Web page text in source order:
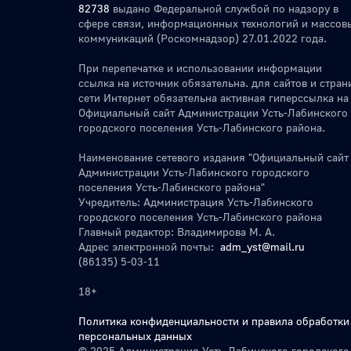
82738 выдано Федеральной службой по надзору в
сфере связи, информационных технологий и
коммуникаций (Роскомнадзор) 27.01.2022 года.
При перепечатке и использовании информации
ссылка на источник обязательна. для сайтов и
сети Интернет обязательна активная гиперссылка на
Официальный сайт Администрации Усть-Лабинского
городского поселения Усть-Лабинского района.
Наименование сетевого издания "Официальный сайт
Администрации Усть-Лабинского городского
поселения Усть-Лабинского района"
Учредитель: Администрация Усть-Лабинского
городского поселения Усть-Лабинского района
Главный редактор: Владимирова М. А.
Адрес электронной почты: adm_yst@mail.ru
(86135) 5-03-11
18+
Политика конфиденциальности и правила обработки
персональных данных